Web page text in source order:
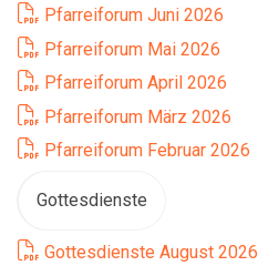
Pfarreiforum Juni 2026
Pfarreiforum Mai 2026
Pfarreiforum April 2026
Pfarreiforum März 2026
Pfarreiforum Februar 2026
Gottesdienste
Gottesdienste August 2026